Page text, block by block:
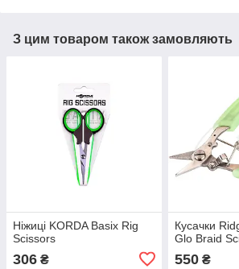
З цим товаром також замовляють
Ніжицi KORDA Basix Rig
Scissors
306 ₴
Кусачки
Glo Braid
550₴